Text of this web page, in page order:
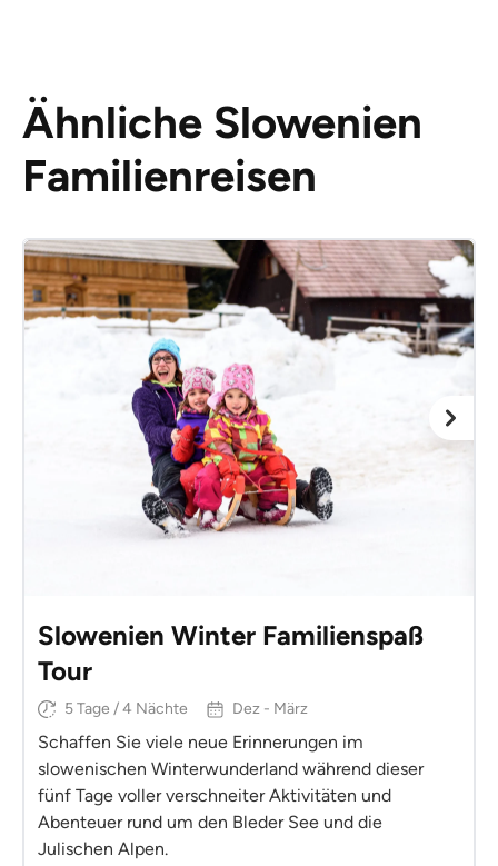
Ähnliche Slowenien
Familienreisen
Slowenien Winter Familienspaß
Tour
5 Tage / 4 Nächte Dez - März
Schaffen Sie viele neue Erinnerungen im
slowenischen Winterwunderland während dieser
fünf Tage voller verschneiter Aktivitäten und
Abenteuer rund um den Bleder See und die
Julischen Alpen.